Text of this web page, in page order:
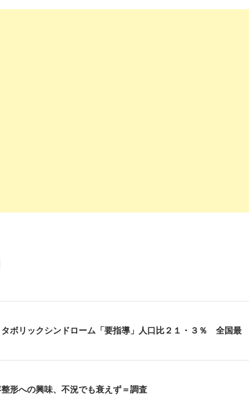
タボリックシンドローム「要指導」人口比２１・３％ 全国最
形への興味、不況でも衰えず＝調査